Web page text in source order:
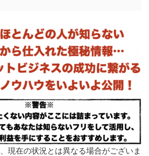
現在の状況とは異なる場合がございま